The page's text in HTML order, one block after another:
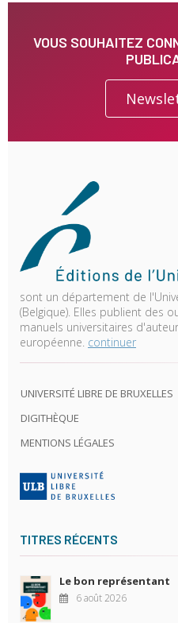
VOUS SOUHAITEZ
sont un département de
(Belgique). Elles publient des
manuels universitaires
européenne. continuer
UNIVERSITÉ LIBRE DE BRUXELLES
DIGITHÈQUE
MENTIONS LÉGALES
TITRES RÉCENTS
Le bon représentant
6 août 2026